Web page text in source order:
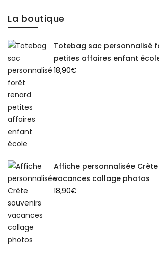
La boutique
Totebag sac personnalisé
petites affaires enfant
18,90€
Affiche personnalisée
vacances collage photos
18,90€